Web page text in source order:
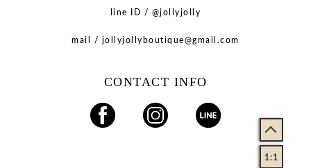
line ID / @jollyjolly
mail / jollyjollyboutique@gmail.com
CONTACT INFO
1:1